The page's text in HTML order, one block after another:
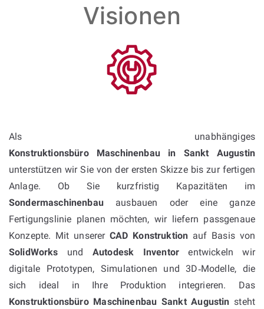
Visionen
Als unabhängiges
Konstruktionsbüro Maschinenbau in Sankt Augustin
unterstützen wir Sie von der ersten Skizze bis zur fertigen
Anlage. Ob Sie kurzfristig Kapazitäten im
Sondermaschinenbauausbauen oder eine ganze
Fertigungslinie planen möchten, wir liefern passgenaue
Konzepte. Mit unsererCAD Konstruktion auf Basis von
SolidWorks und Autodesk Inventor entwickeln wir
digitale Prototypen, Simulationen und 3D‑Modelle, die
sich ideal in Ihre Produktion integrieren. Das
Konstruktionsbüro Maschinenbau Sankt Augustin steht